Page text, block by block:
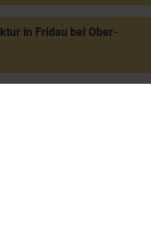
in Fridau bei Ober-